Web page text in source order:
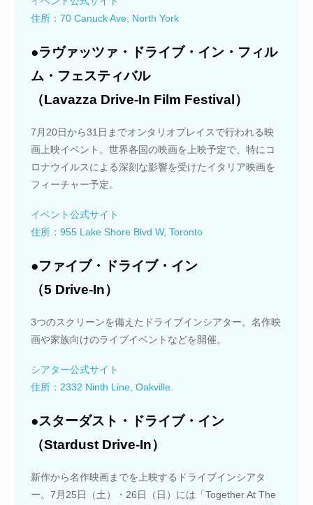
住所：70 Canuck Ave, North York
●ラヴァッツァ・ドライブ・イン・フィル
ム・フェスティバル
（Lavazza Drive-In Film Festival）
7月20日から31日までオンタリオプレイスで行われる映
画上映イベント。世界各国の映画を上映予定で、特にコ
ロナウイルスによる深刻な影響を受けたイタリア映画を
フィーチャー予定。
イベント公式サイト
住所：955 Lake Shore Blvd W, Toronto
●ファイブ・ドライブ・イン
（5 Drive-In）
3つのスクリーンを備えたドライブインシアター。名作映
画や家族向けのライブイベントなどを開催。
シアター公式サイト
住所：2332 Ninth Line, Oakville
●スターダスト・ドライブ・イン
（Stardust Drive-In）
新作から名作映画までを上映するドライブインシアタ
ー。7月25日（土）・26日（日）には「Together At The